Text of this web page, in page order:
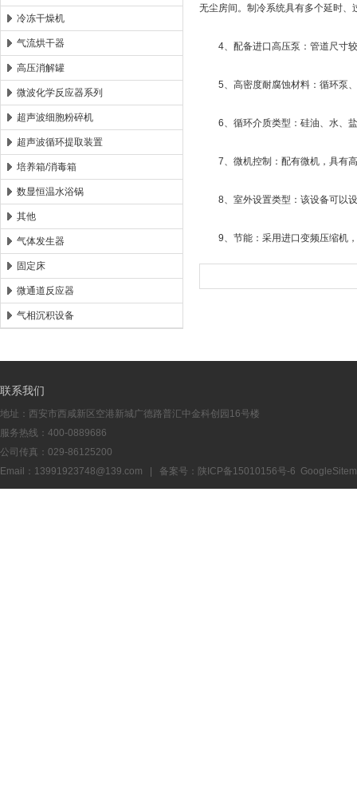
冷冻干燥机
气流烘干器
高压消解罐
微波化学反应器系列
超声波细胞粉碎机
超声波循环提取装置
培养箱/消毒箱
数显恒温水浴锅
其他
气体发生器
固定床
微通道反应器
气相沉积设备
无尘房间。制冷系统具有多个延时
4、配备进口高压泵：管道尺寸较
5、高密度耐腐蚀材料：循环泵、
6、循环介质类型：硅油、水、盐
7、微机控制：配有微机，具有高
8、室外设置类型：该设备可以设
9、节能：采用进口变频压缩机，
联系我们
地址：西安市西咸新区空港新城广德路普汇中金科创园16号楼
服务热线：400-0889686
公司传真：029-86125200
Email：13991923748@139.com | 备案号： 陕ICP备15010156号-6